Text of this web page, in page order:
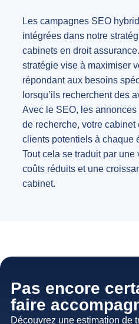
Les campagnes SEO
intégrées dans notre
cabinets en droit
stratégie vise à maximiser
répondant aux besoins
lorsqu’ils recherchent des
Avec le SEO, les
de recherche, votre
clients potentiels à chaque
Tout cela se traduit par
coûts réduits et une
cabinet.
Pas encore
faire
Découvrez une estimation de